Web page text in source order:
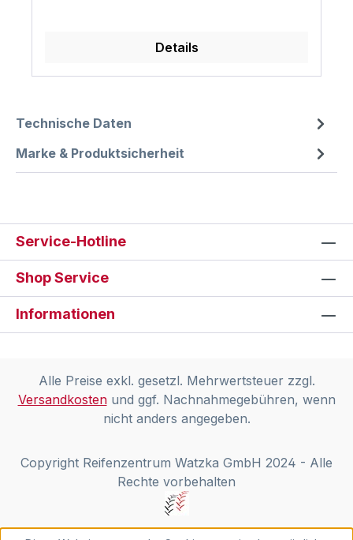
Details
Technische Daten
Marke & Produktsicherheit
Service-Hotline
Shop Service
Informationen
Alle Preise exkl. gesetzl. Mehrwertsteuer zzgl.
Versandkostenund ggf. Nachnahmegebühren, wenn
nicht anders angegeben.
Copyright Reifenzentrum Watzka GmbH 2024 - Alle
Rechte vorbehalten